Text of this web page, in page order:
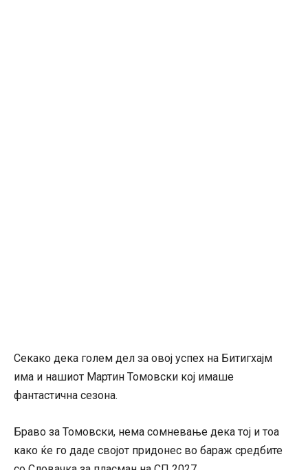
Секако дека голем дел за овој успех на Битигхајм
има и нашиот Мартин Томовски кој имаше
фантастична сезона.
Браво за Томовски, нема сомневање дека тој и тоа
како ќе го даде својот придонес во бараж средбите